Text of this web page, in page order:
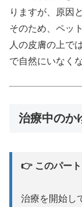
りますが、原因
そのため、ペッ
人の皮膚の上で
で自然にいなく
治療中のか
👉 このパート
治療を開始し